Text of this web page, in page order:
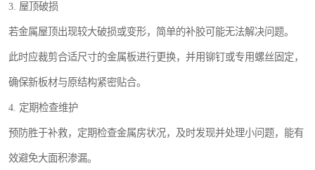
3. 屋顶破损
若金属屋顶出现较大破损或变形，简单的补胶可能无法解决问题。
此时应裁剪合适尺寸的金属板进行更换，并用铆钉或专用螺丝固定，
确保新板材与原结构紧密贴合。
4. 定期检查维护
预防胜于补救，定期检查金属房状况，及时发现并处理小问题，能有
效避免大面积渗漏。